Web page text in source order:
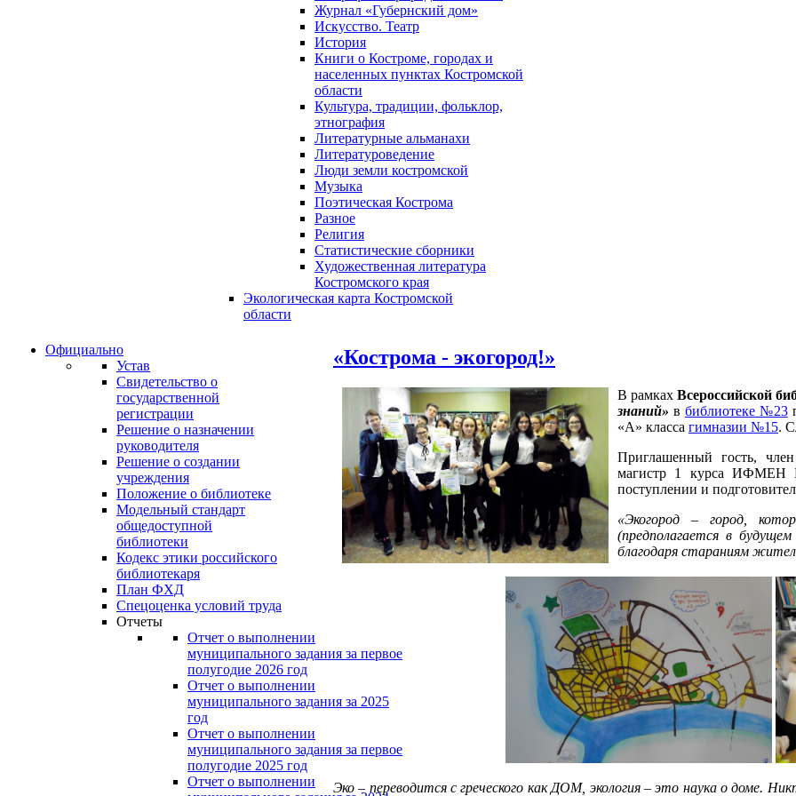
Журнал «Губернский дом»
Искусство. Театр
История
Книги о Костроме, городах и
населенных пунктах Костромской
области
Культура, традиции, фольклор,
этнография
Литературные альманахи
Литературоведение
Люди земли костромской
Музыка
Поэтическая Кострома
Разное
Религия
Статистические сборники
Художественная литература
Костромского края
Экологическая карта Костромской
области
Официально
Устав
Свидетельство о
государственной
регистрации
Решение о назначении
руководителя
Решение о создании
учреждения
Положение о библиотеке
Модельный стандарт
общедоступной
библиотеки
Кодекс этики российского
библиотекаря
План ФХД
Спецоценка условий труда
Отчеты
Отчет о выполнении
муниципального задания за первое
полугодие 2026 год
Отчет о выполнении
муниципального задания за 2025
год
Отчет о выполнении
муниципального задания за первое
полугодие 2025 год
Отчет о выполнении
«Кострома - экогород!»
В рамках Всероссийской
знаний» в библиотеке №23
«А» класса гимназии №15.
Приглашенный гость,
магистр 1 курса ИФМЕН
поступлении и
«Экогород – город,
(предполагается в
благодаря стараниям
Эко – переводится с греческого как ДОМ, экология – это наука о доме.